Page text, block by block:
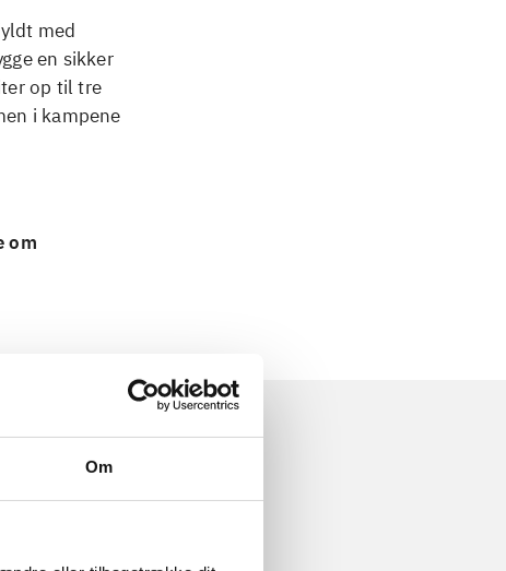
Om
med
en sikker
op til tre
i kampene
om